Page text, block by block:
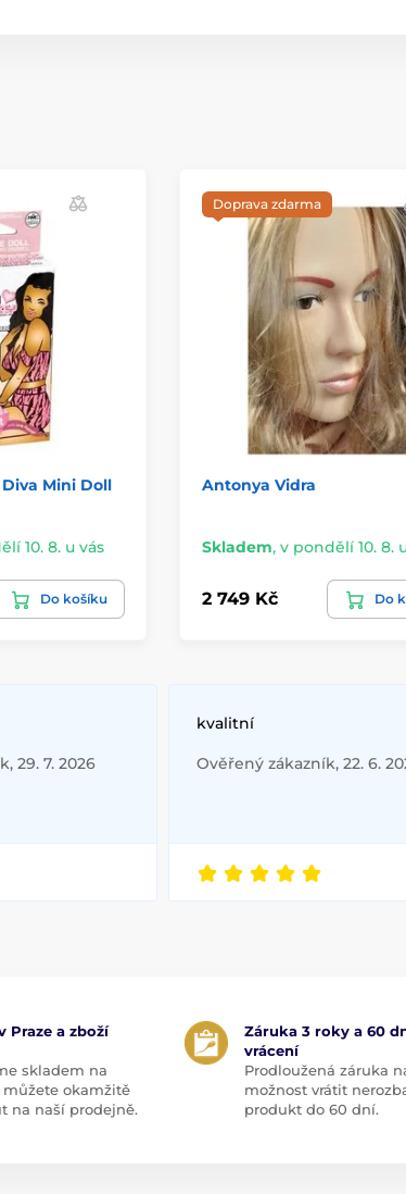
Diva Mini Doll
10. 8. u vás
Do košíku
Doprava zdarma
Antonya Vidra
Skladem, v pondělí 10. 8.
2 749 Kč Do
29. 7. 2026
kvalitní
Ověřený zákazník, 22. 6.
Praze a zboží
skladem na
můžete okamžitě
na naší prodejně.
Záruka 3 roky a 60
vrácení
Prodloužená záruka
možnost vrátit
produkt do 60 dní.